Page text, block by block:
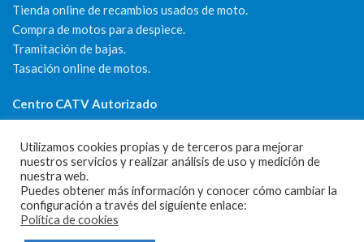
Tienda online de recambios usados de moto.
Compra de motos para despiece.
Tramitación de bajas.
Tasación online de motos.
Centro CATV Autorizado
CONTACTO
Utilizamos cookies propias y de terceros para mejorar
nuestros servicios y realizar análisis de uso y medición de
nuestra web.
Puedes obtener más información y conocer cómo cambiar la
configuración a través del siguiente enlace:
Política de cookies